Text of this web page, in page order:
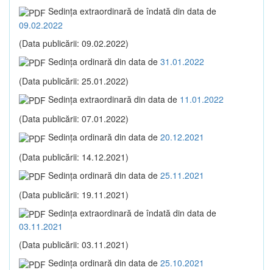
Sedinţa extraordinară de îndată din data de
09.02.2022
(Data publicării: 09.02.2022)
Sedinţa ordinară din data de 31.01.2022
(Data publicării: 25.01.2022)
Sedinţa extraordinară din data de 11.01.2022
(Data publicării: 07.01.2022)
Sedinţa ordinară din data de 20.12.2021
(Data publicării: 14.12.2021)
Sedinţa ordinară din data de 25.11.2021
(Data publicării: 19.11.2021)
Sedinţa extraordinară de îndată din data de
03.11.2021
(Data publicării: 03.11.2021)
Sedinţa ordinară din data de 25.10.2021